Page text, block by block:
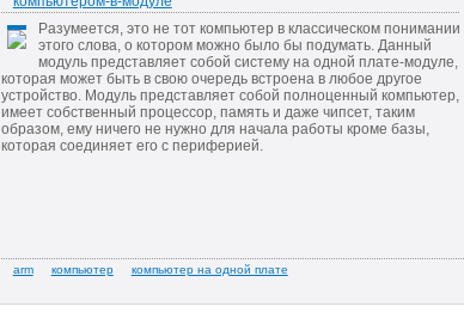
Разумеется, это не тот компьютер в классическом понимании
этого слова, о котором можно было бы подумать. Данный
модуль представляет собой систему на одной плате-модуле,
которая может быть в свою очередь встроена в любое другое
устройство. Модуль представляет собой полноценный компьютер,
имеет собственный процессор, память и даже чипсет, таким
образом, ему ничего не нужно для начала работы кроме базы,
которая соединяет его с периферией.